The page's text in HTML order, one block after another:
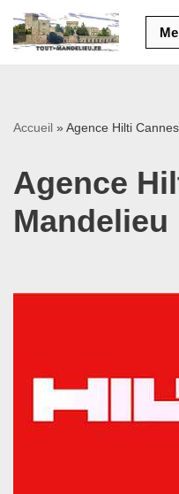
Aller
Accueil »Agence Hilti
Agence
Mandelieu